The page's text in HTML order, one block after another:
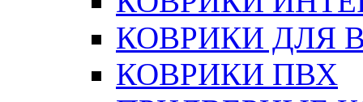
КОВРИКИ ДЛЯ
КОВРИКИ ПВХ